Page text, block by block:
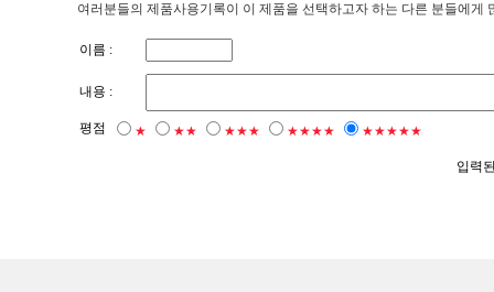
여러분들의 제품사용기록이 이 제품을 선택하고자 하는 다른 분들에
이름 :
내용 :
평점 ★ ★★ ★★★ ★★★★ ★★★★★
입력